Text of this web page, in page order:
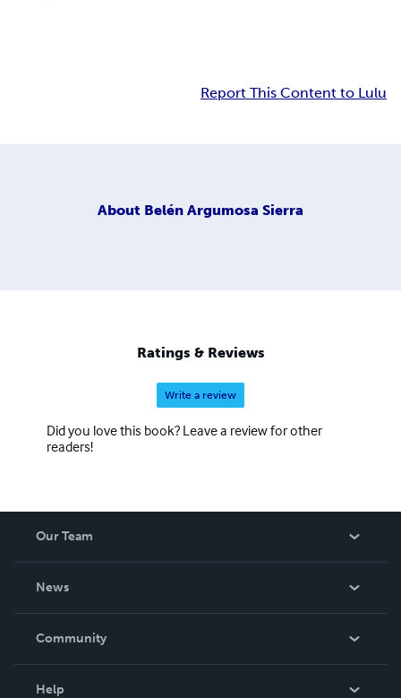
Report This Content to Lulu
About Belén Argumosa Sierra
Ratings & Reviews
Write a review
Did you love this book? Leave a review for other
readers!
Our Team
News
In The News
Community
Help